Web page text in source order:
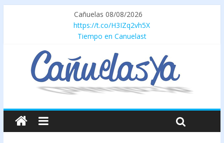
Cañuelas 08/08/2026
https://t.co/H3IZq2vh5X
Tiempo en Canuelast